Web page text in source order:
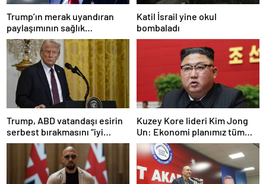
Trump’ın merak uyandıran
paylaşımının sağlık
sistemiyle ilgili kararname
olduğu anlaşıldı
Katil İsrail yine okul
bombaladı
Trump, ABD vatandaşı esirin
serbest bırakmasını “iyi
niyetle atılmış bir adım”
olarak değerlendirdi
Kuzey Kore lideri Kim Jong
Un: Ekonomi planımız tüm
sektörlerde başarısız oldu